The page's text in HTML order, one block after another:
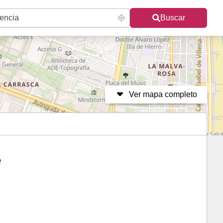
Buscar
Ver mapa completo